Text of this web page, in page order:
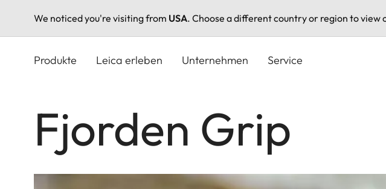
We noticed you're visiting from USA. Choose a different country or region to
Produkte Leica erleben Unternehmen Service
Fjorden Grip